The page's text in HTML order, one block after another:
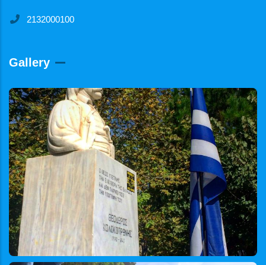
2132000100
Gallery